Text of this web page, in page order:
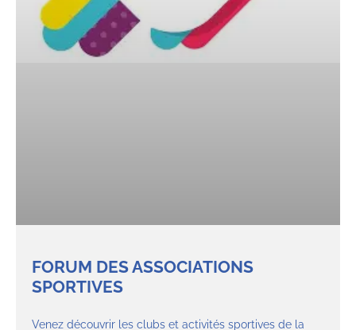
FORUM DES ASSOCIATIONS
SPORTIVES
Venez découvrir les clubs et activités sportives de la